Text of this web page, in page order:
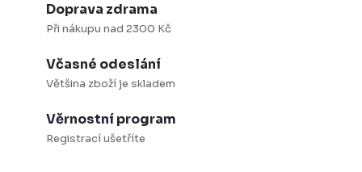
Doprava zdrama
Při nákupu nad 2300 Kč
Včasné odeslání
Většina zboží je skladem
Věrnostní program
Registrací ušetříte